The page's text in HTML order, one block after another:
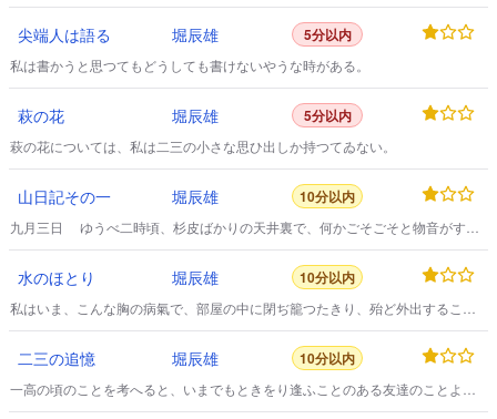
尖端人は語る 堀辰雄 5分以内
私は書かうと思つてもどうしても書けないやうな時がある。
萩の花 堀辰雄 5分以内
萩の花については、私は二三の小さな思ひ出しか持つてゐない。
山日記その一 堀辰雄 10分以内
九月三日 ゆうべ二時頃、杉皮ばかりの天井裏で、何かごそごそと物音がする
水のほとり 堀辰雄 10分以内
私はいま、こんな胸の病氣で、部屋の中に閉ぢ籠つたきり、殆ど外出すること
こんなに重くならなかつた頃のことだ、晝間のうちはそれでも我慢して寢床の
中にもぐり込んでゐたが、夕方になるとなんだか耐らない氣持になつて、私は
しに街の中へ出かけて行く習慣があつたものだ。
二三の追憶 堀辰雄 10分以内
一高の頃のことを考へると、いまでもときをり逢ふことのある友達のことより